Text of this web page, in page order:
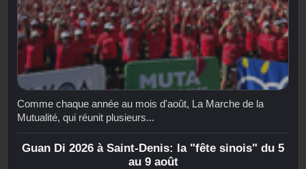
Comme chaque année au mois d'août, La Marche de la
Mutualité, qui réunit plusieurs...
Guan Di 2026 à Saint-Denis: la "fête sinois" du 5
au 9 août